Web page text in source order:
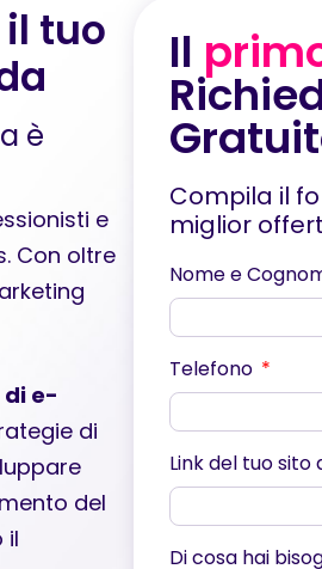
tuo
è
e
Con oltre
di e-
di
del
il
Il
Compila il
miglior
Nome e
Telefono
Link del tuo sito
Di cosa hai